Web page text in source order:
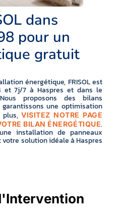
dans
pour un
gratuit
énergétique, FRISOL est
et 7j/7 à Haspres et dans le
proposons des bilans
une optimisation
plus,VISITEZ NOTRE PAGE
BILAN ÉNERGÉTIQUE.
installation de panneaux
votre solution idéale à Haspres